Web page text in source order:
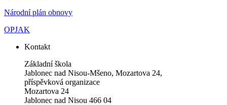
Národní plán obnovy
OPJAK
Kontakt
Základní škola
Jablonec nad Nisou-Mšeno, Mozartova 24,
příspěvková organizace
Mozartova 24
Jablonec nad Nisou 466 04